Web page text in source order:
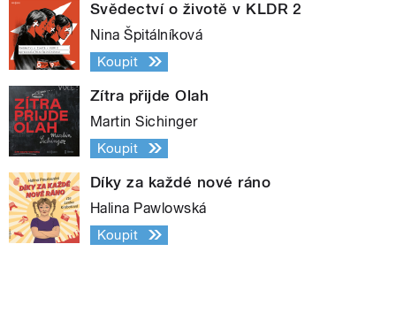
Svědectví o životě v KLDR 2
Nina Špitálníková
Koupit
Zítra přijde Olah
Martin Sichinger
Koupit
Díky za každé nové ráno
Halina Pawlowská
Koupit